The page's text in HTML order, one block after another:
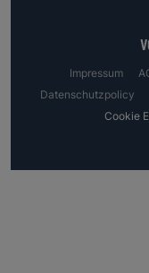
Impressum
Datenschutzpolicy
Cookie